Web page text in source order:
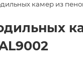
камер из